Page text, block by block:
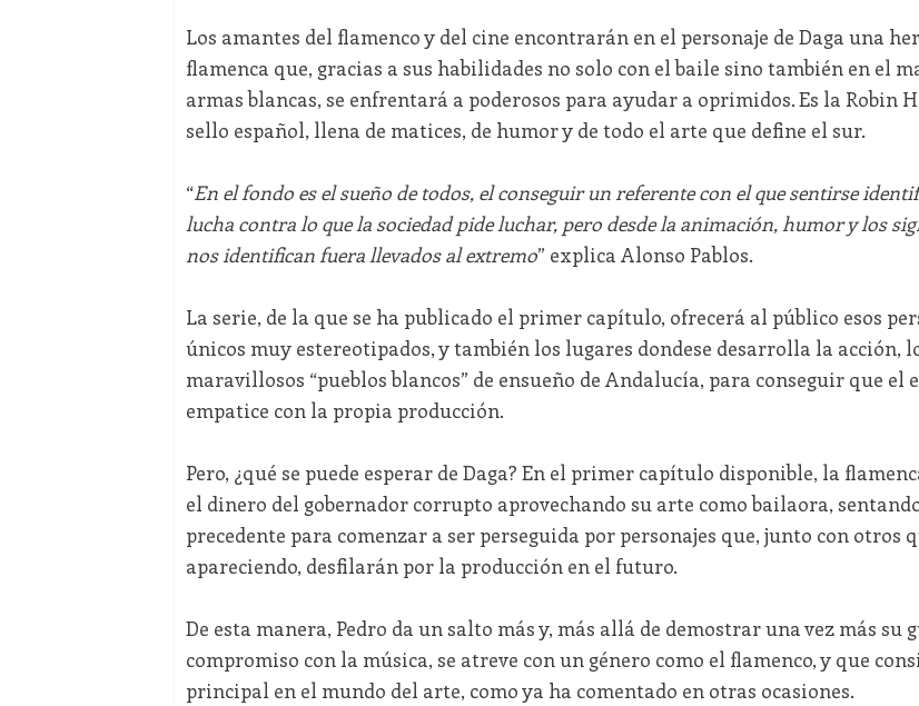
Los amantes del flamenco y del cine encontrarán en el personaje de Daga una
flamenca que, gracias a sus habilidades no solo con el baile sino también en el
armas blancas, se enfrentará a poderosos para ayudar a oprimidos. Es la Robin
sello español, llena de matices, de humor y de todo el arte que define el sur.
“En el fondo es el sueño de todos, el conseguir un referente con el que sentirse
lucha contra lo que la sociedad pide luchar, pero desde la animación, humor y los
nos identifican fuera llevados al extremo” explica Alonso Pablos.
La serie, de la que se ha publicado el primer capítulo, ofrecerá al público esos
únicos muy estereotipados, y también los lugares dondese desarrolla la acción,
maravillosos “pueblos blancos” de ensueño de Andalucía, para conseguir que el
empatice con la propia producción.
Pero, ¿qué se puede esperar de Daga? En el primer capítulo disponible, la
el dinero del gobernador corrupto aprovechando su arte como bailaora,
precedente para comenzar a ser perseguida por personajes que, junto con otros
apareciendo, desfilarán por la producción en el futuro.
De esta manera, Pedro da un salto más y, más allá de demostrar una vez más su
compromiso con la música, se atreve con un género como el flamenco, y que
principal en el mundo del arte, como ya ha comentado en otras ocasiones.